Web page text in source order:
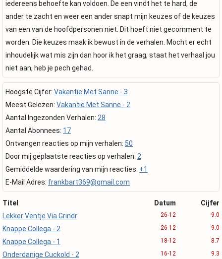
iedereens behoefte kan voldoen. De een vindt het te hard, de
ander te zacht en weer een ander snapt mijn keuzes of de keuzes
van een van de hoofdpersonen niet. Dit hoeft niet gecomment te
worden. Die keuzes maak ik bewust in de verhalen. Mocht er echt
inhoudelijk wat mis zijn dan hoor ik het graag, staat het verhaal jou
niet aan, heb je pech gehad.
Hoogste Cijfer: Vakantie Met Sanne - 3
Meest Gelezen: Vakantie Met Sanne - 2
Aantal Ingezonden Verhalen: 28
Aantal Abonnees: 17
Ontvangen reacties op mijn verhalen: 50
Door mij geplaatste reacties op verhalen: 2
Gemiddelde waardering van mijn reacties: +1
E-Mail Adres: frankbart369@gmail.com
Titel Datum
Cijfer
Lekker Ventje Via Grindr
26-12 9.0
Knappe Collega - 2 26-12 9.0
Knappe Collega - 1 18-12 8.7
Onderdanige Cuckold - 2 16-12 9.3